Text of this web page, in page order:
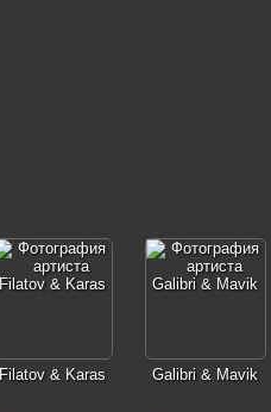
Filatov & Karas Galibri & Mavik